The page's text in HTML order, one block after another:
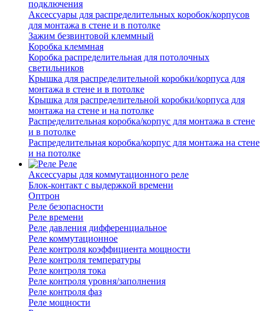
подключения
Аксессуары для распределительных коробок/корпусов
для монтажа в стене и в потолке
Зажим безвинтовой клеммный
Коробка клеммная
Коробка распределительная для потолочных
светильников
Крышка для распределительной коробки/корпуса для
монтажа в стене и в потолке
Крышка для распределительной коробки/корпуса для
монтажа на стене и на потолке
Распределительная коробка/корпус для монтажа в стене
и в потолке
Распределительная коробка/корпус для монтажа на стене
и на потолке
Реле
Аксессуары для коммутационного реле
Блок-контакт с выдержкой времени
Оптрон
Реле безопасности
Реле времени
Реле давления дифференциальное
Реле коммутационное
Реле контроля коэффициента мощности
Реле контроля температуры
Реле контроля тока
Реле контроля уровня/заполнения
Реле контроля фаз
Реле мощности